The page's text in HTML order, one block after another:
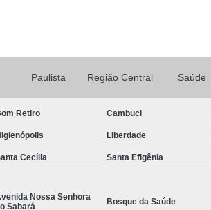
Paulista Região Central Saúde
Retiro Cambuci
Liberdade
Cecília Santa Efigênia
Nossa Senhora
Sabará
Bosque da Saúde